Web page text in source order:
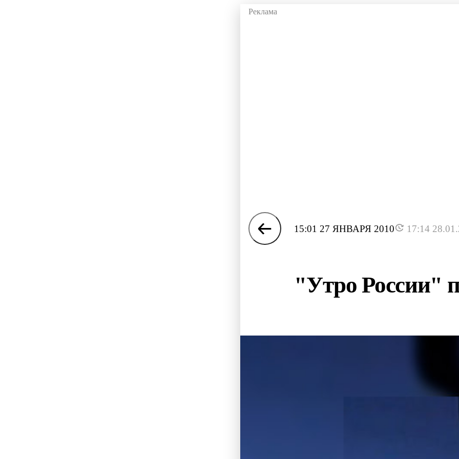
15:01 27 ЯНВАРЯ 2010 17:14
"Утро России"